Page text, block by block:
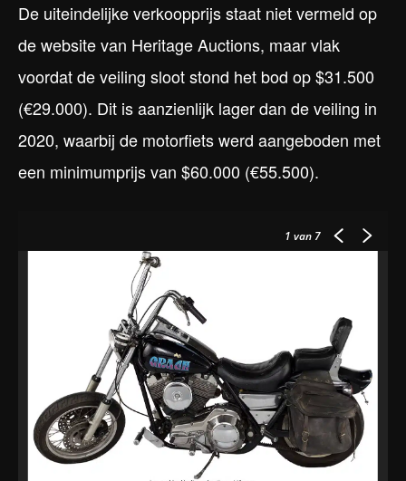
De uiteindelijke verkoopprijs staat niet vermeld op
de website van Heritage Auctions, maar vlak
voordat de veiling sloot stond het bod op $31.500
(€29.000). Dit is aanzienlijk lager dan de veiling in
2020, waarbij de motorfiets werd aangeboden met
een minimumprijs van $60.000 (€55.500).
1 van 7